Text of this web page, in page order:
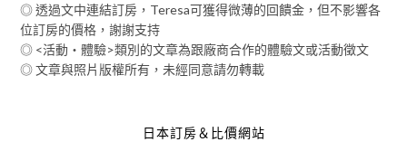
◎ 透過文中連結訂房，Teresa可獲得微薄的回饋金，但不影響各
位訂房的價格，謝謝支持
◎ <活動‧體驗>類別的文章為跟廠商合作的體驗文或活動徵文
◎ 文章與照片版權所有，未經同意請勿轉載
日本訂房＆比價網站